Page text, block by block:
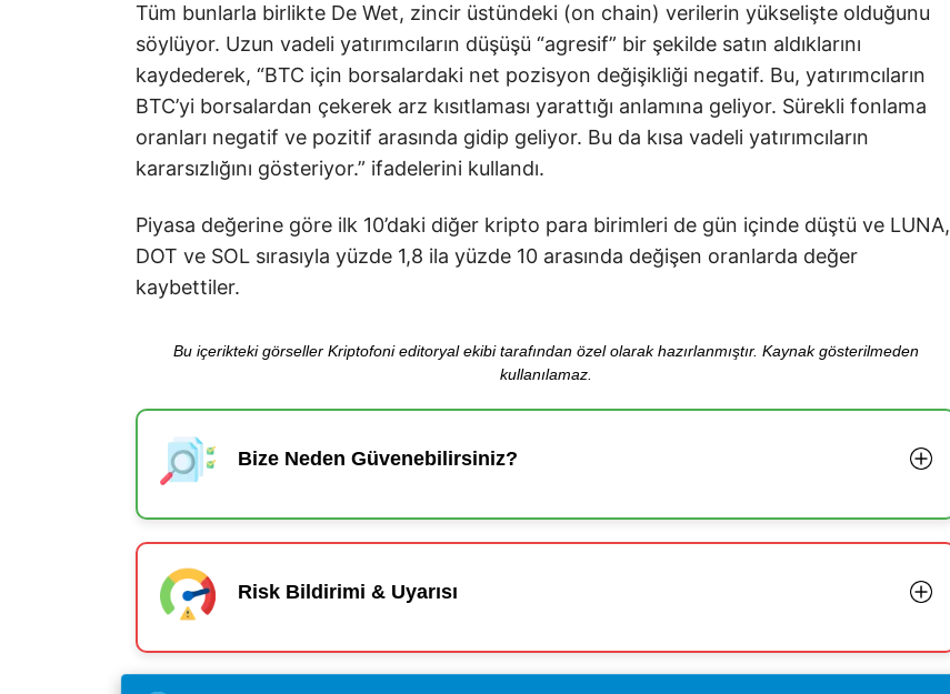
Tüm bunlarla birlikte De Wet, zincir üstündeki (on chain) verilerin yükselişte olduğunu
söylüyor. Uzun vadeli yatırımcıların düşüşü “agresif” bir şekilde satın aldıklarını
kaydederek, “BTC için borsalardaki net pozisyon değişikliği negatif. Bu, yatırımcıların
BTC’yi borsalardan çekerek arz kısıtlaması yarattığı anlamına geliyor. Sürekli fonlama
oranları negatif ve pozitif arasında gidip geliyor. Bu da kısa vadeli yatırımcıların
kararsızlığını gösteriyor.” ifadelerini kullandı.
Piyasa değerine göre ilk 10’daki diğer kripto para birimleri de gün içinde düştü ve LUNA,
DOT ve SOL sırasıyla yüzde 1,8 ila yüzde 10 arasında değişen oranlarda değer
kaybettiler.
Bu içerikteki görseller Kriptofoni editoryal ekibi tarafından özel olarak hazırlanmıştır. Kaynak gösterilmeden
kullanılamaz.
Bize Neden Güvenebilirsiniz?
Risk Bildirimi & Uyarısı